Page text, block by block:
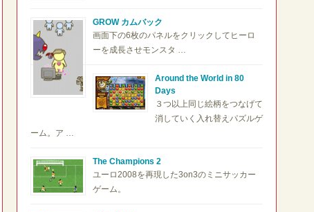
GROW カムバック
画面下の6枚のパネルをクリックしてヒーロ
ーを成長させモンスタ …
Around the World in 80
Days
３つ以上同じ絵柄をつなげて
消していく入れ替えパズルゲ
ーム。ア …
The Champions 2
ユーロ2008を再現した3on3のミニサッカー
ゲーム。